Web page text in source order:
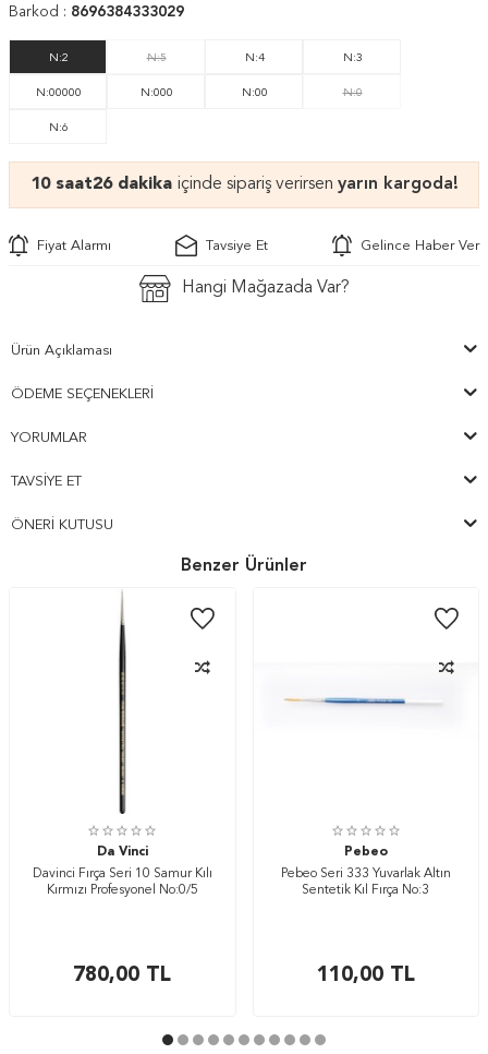
Barkod : 8696384333029
N:2 N:5 N:4 N:3
N:00000 N:000 N:00 N:0
N:6
10 saat26 dakika içinde sipariş verirsen yarın kargoda!
Fiyat Alarmı Tavsiye Et Gelince Haber Ver
Hangi Mağazada Var?
Ürün Açıklaması
ÖDEME SEÇENEKLERI
YORUMLAR
TAVSIYE ET
ÖNERI KUTUSU
Benzer Ürünler
Da Vinci
Davinci Fırça Seri 10 Samur Kılı
Kırmızı Profesyonel No:0/5
780,00 TL
Pebeo
Pebeo Seri 333 Yuvarlak Altın
Sentetik Kıl Fırça No:3
110,00TL